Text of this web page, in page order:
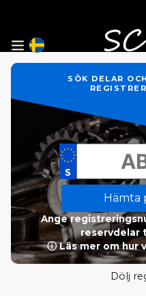
SÖK DELAR
Hämta
Ange
reservdelar
ⓘ Läs mer om hur
Dölj